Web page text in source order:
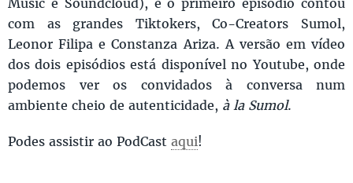
com as grandes Tiktokers, Co-Creators Sumol,
Leonor Filipa e Constanza Ariza. A versão em vídeo
dos dois episódios está disponível no Youtube, onde
podemos ver os convidados à conversa num
ambiente cheio de autenticidade, à la Sumol.
Podes assistir ao PodCast aqui!